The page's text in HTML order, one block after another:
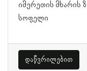
იმერეთის მხარის
სოფელი
დაწვრილებით